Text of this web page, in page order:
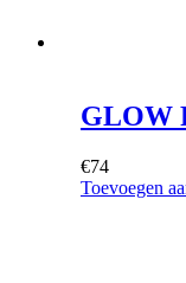
GLOW
€74
Toevoegen